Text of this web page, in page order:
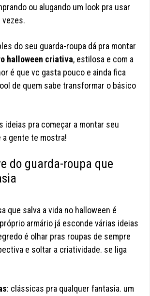
ou alugando um look pra usar
vezes.
do seu guarda-roupa dá pra montar
halloween criativa, estilosa e com a
é que vc gasta pouco e ainda fica
de quem sabe transformar o básico
ideias pra começar a montar seu
a gente te mostra!
do guarda-roupa que
que salva a vida no halloween é
armário já esconde várias ideias
é olhar pras roupas de sempre
e soltar a criatividade. se liga
: clássicas pra qualquer fantasia. um